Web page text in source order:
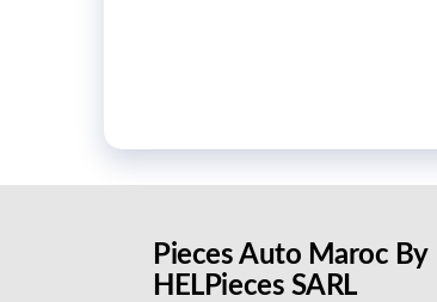
Pieces Auto Maroc By
HELPieces SARL